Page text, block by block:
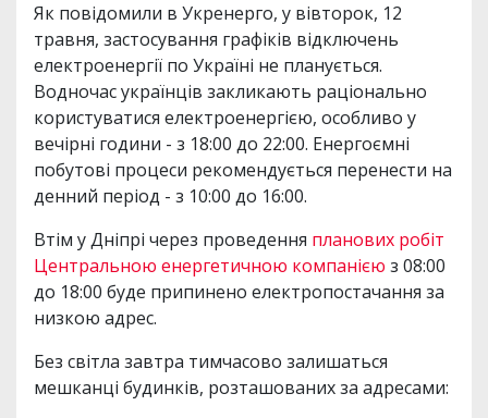
Як повідомили в Укренерго, у вівторок, 12
травня, застосування графіків відключень
електроенергії по Україні не планується.
Водночас українців закликають раціонально
користуватися електроенергією, особливо у
вечірні години - з 18:00 до 22:00. Енергоємні
побутові процеси рекомендується перенести на
денний період - з 10:00 до 16:00.
Втім у Дніпрі через проведення планових робіт
Центральною енергетичною компанією з 08:00
до 18:00 буде припинено електропостачання за
низкою адрес.
Без світла завтра тимчасово залишаться
мешканці будинків, розташованих за адресами: